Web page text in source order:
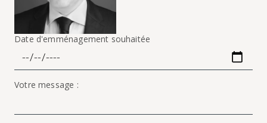
Date d'emménagement souhaitée
Votre message :